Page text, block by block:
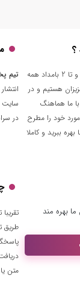
؟
ساعت کاری ما از 10.30 صبح آغاز شده و تا 2 بامداد همه
هستیم و در
با ما هماهنگ
خود را مطرح
ببرید و کاملا
تیم
سایت
در
بهره مند
طریق
متن